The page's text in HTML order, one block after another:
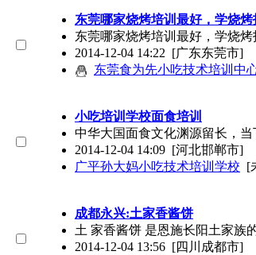
东莞哪家烧烤培训最好，学烧烤
东莞哪家烧烤培训最好，学烧
2014-12-04 14:22 [广东东莞市]
东莞食为先小吃技术培训中
小吃培训学校面食培训
中华大国面食文化渊源留长，
2014-12-04 14:09 [河北邯郸市]
广平孙大妈小吃技术培训学校 [
成都永兴:土家香酱饼
土 家香酱饼 是恩施长阳土家族
2014-12-04 13:56 [四川成都市]